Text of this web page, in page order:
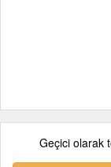
Geçici olarak